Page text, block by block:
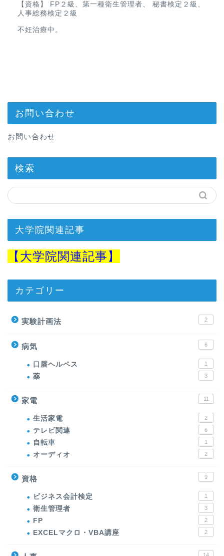
【資格】 FP２級、第一種衛生管理者、 秘書検定２級、
人事総務検定２級
不妊治療中。
お問い合わせ
お問い合わせ
検索
大学院関連記事
【 大学院関連記事】
カテゴリー
実験計画法 2
病気 6
口唇ヘルペス 1
薬 3
家電 11
生活家電 2
テレビ関連 6
自転車 1
オーディオ 2
資格 9
ビジネス会計検定 1
衛生管理者 3
FP 2
EXCELマクロ・VBA講座 2